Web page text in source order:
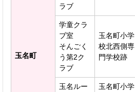
玉名町
ラブ
学童クラ
ブ室
そんごく
う第2ク
ラブ
玉名町小学
校北西側専
門学校跡
玉名ルー
玉名町小学